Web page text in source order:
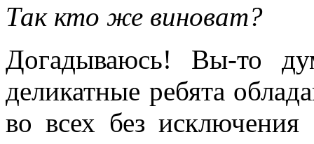
Так кто же виноват?
Догадываюсь! Вы-то
деликатные ребята
во всех без исключения